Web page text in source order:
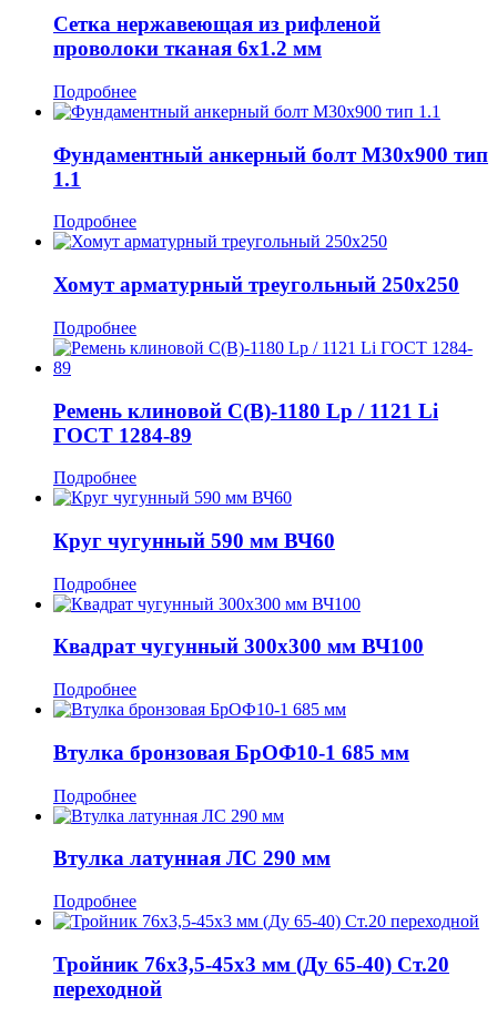
Сетка нержавеющая из рифленой
проволоки тканая 6x1.2 мм
Подробнее
Фундаментный анкерный болт М30x900 тип
1.1
Подробнее
Хомут арматурный треугольный 250x250
Подробнее
Ремень клиновой С(В)-1180 Lp / 1121 Li
ГОСТ 1284-89
Подробнее
Круг чугунный 590 мм ВЧ60
Подробнее
Квадрат чугунный 300x300 мм ВЧ100
Подробнее
Втулка бронзовая БрОФ10-1 685 мм
Подробнее
Втулка латунная ЛС 290 мм
Подробнее
Тройник 76x3,5-45x3 мм (Ду 65-40) Ст.20
переходной